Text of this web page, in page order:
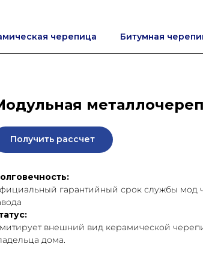
черепица Битумная
Получить рассчет
гарантийный срок службы мод
внешний вид керамической
дома.